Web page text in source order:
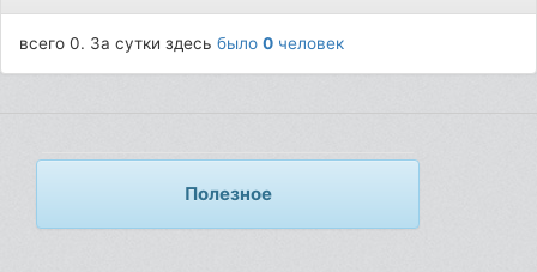
всего 0. За сутки здесьбыло0 человек
Полезное